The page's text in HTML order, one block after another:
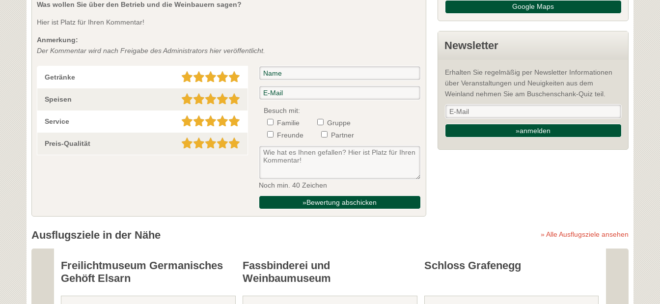
Was wollen Sie über den Betrieb und die Weinbauern sagen?
Hier ist Platz für Ihren Kommentar!
Anmerkung:
Der Kommentar wird nach Freigabe des Administrators hier veröffentlicht.
Getränke
Speisen
Service
Preis-Qualität
Besuch mit:
Familie
Gruppe
Freunde
Partner
Noch min. 40 Zeichen
»Bewertung abschicken
Google Maps
Newsletter
Erhalten Sie regelmäßig per Newsletter Informationen
über Veranstaltungen und Neuigkeiten aus dem
Weinland nehmen Sie am Buschenschank-Quiz teil.
»anmelden
Ausflugsziele in der Nähe » Alle Ausflugsziele ansehen
Freilichtmuseum Germanisches
Gehöft Elsarn
Fassbinderei und
Weinbaumuseum
Schloss Grafenegg Pleyel